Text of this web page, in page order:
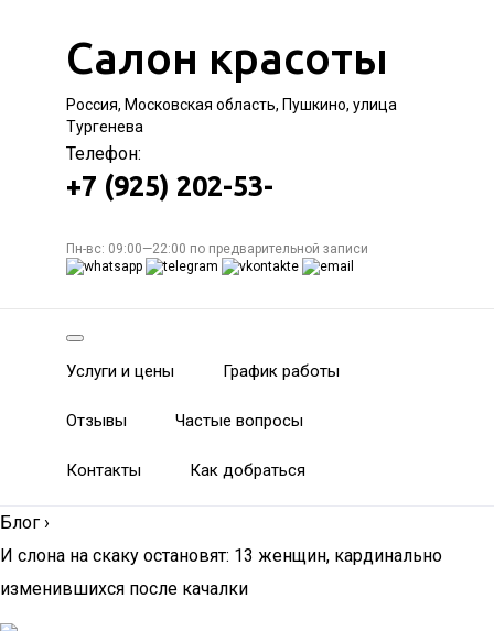
Салон красоты
Россия, Московская область, Пушкино, улица
Тургенева
Телефон:
+7 (925) 202-53-
Пн-вс: 09:00—22:00 по предварительной записи
Услуги и цены График работы
Отзывы Частые вопросы
Контакты Как добраться
Блог ›
И слона на скаку остановят: 13 женщин, кардинально
изменившихся после качалки